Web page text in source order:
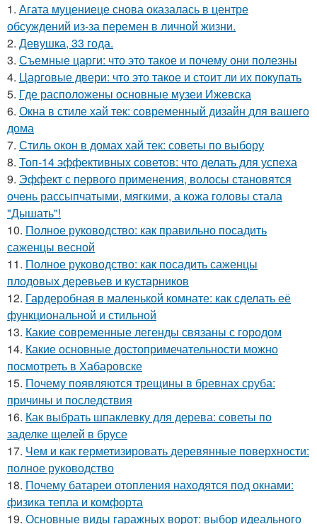
1. Агата муцениеце снова оказалась в центре
обсуждений из-за перемен в личной жизни.
2. Девушка, 33 года.
3. Съемные царги: что это такое и почему они полезны
4. Царговые двери: что это такое и стоит ли их покупать
5. Где расположены основные музеи Ижевска
6. Окна в стиле хай тек: современный дизайн для вашего
дома
7. Стиль окон в домах хай тек: советы по выбору
8. Топ-14 эффективных советов: что делать для успеха
9. Эффект с первого применения, волосы становятся
очень рассыпчатыми, мягкими, а кожа головы стала
"Дышать"!
10. Полное руководство: как правильно посадить
саженцы весной
11. Полное руководство: как посадить саженцы
плодовых деревьев и кустарников
12. Гардеробная в маленькой комнате: как сделать её
функциональной и стильной
13. Какие современные легенды связаны с городом
14. Какие основные достопримечательности можно
посмотреть в Хабаровске
15. Почему появляются трещины в бревнах сруба:
причины и последствия
16. Как выбрать шпаклевку для дерева: советы по
заделке щелей в брусе
17. Чем и как герметизировать деревянные поверхности:
полное руководство
18. Почему батареи отопления находятся под окнами:
физика тепла и комфорта
19. Основные виды гаражных ворот: выбор идеального